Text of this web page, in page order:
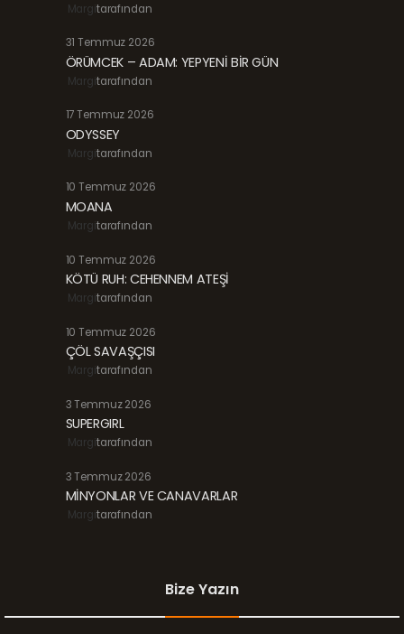
Margitarafından
31 Temmuz 2026
ÖRÜMCEK – ADAM: YEPYENİ BİR GÜN
Margitarafından
17 Temmuz 2026
ODYSSEY
Margitarafından
10 Temmuz 2026
MOANA
Margitarafından
10 Temmuz 2026
KÖTÜ RUH: CEHENNEM ATEŞİ
Margitarafından
10 Temmuz 2026
ÇÖL SAVAŞÇISI
Margitarafından
3 Temmuz 2026
SUPERGIRL
Margitarafından
3 Temmuz 2026
MİNYONLAR VE CANAVARLAR
Margitarafından
Bize Yazın